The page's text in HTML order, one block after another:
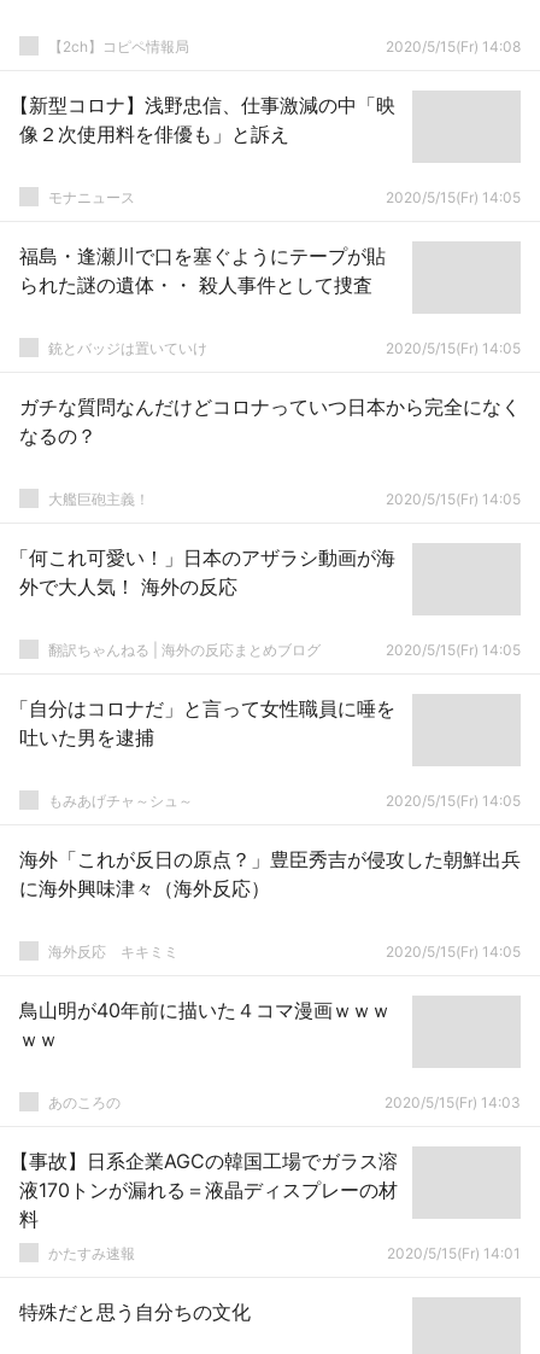
【2ch】コピペ情報局 2020/5/15(Fr) 14:08
【新型コロナ】浅野忠信、仕事激減の中「映
像２次使用料を俳優も」と訴え
モナニュース 2020/5/15(Fr) 14:05
福島・逢瀬川で口を塞ぐようにテープが貼
られた謎の遺体・・ 殺人事件として捜査
銃とバッジは置いていけ 2020/5/15(Fr) 14:05
ガチな質問なんだけどコロナっていつ日本から完全になく
なるの？
大艦巨砲主義！ 2020/5/15(Fr) 14:05
「何これ可愛い！」日本のアザラシ動画が海
外で大人気！ 海外の反応
翻訳ちゃんねる | 海外の反応まとめブログ 2020/5/15(Fr) 14:05
「自分はコロナだ」と言って女性職員に唾を
吐いた男を逮捕
もみあげチャ～シュ～ 2020/5/15(Fr) 14:05
海外「これが反日の原点？」豊臣秀吉が侵攻した朝鮮出兵
に海外興味津々（海外反応）
­海外反応 キキミミ 2020/5/15(Fr) 14:05
鳥山明が40年前に描いた４コマ漫画ｗｗｗ
ｗｗ
あのころの 2020/5/15(Fr) 14:03
【事故】日系企業AGCの韓国工場でガラス溶
液170トンが漏れる＝液晶ディスプレーの材
料
かたすみ速報 2020/5/15(Fr) 14:01
特殊だと思う自分ちの文化